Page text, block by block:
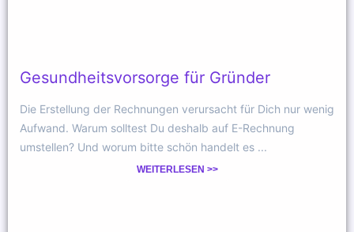
Gesundheitsvorsorge für Gründer
Die Erstellung der Rechnungen verursacht für Dich nur wenig
Aufwand. Warum solltest Du deshalb auf E-Rechnung
umstellen? Und worum bitte schön handelt es ...
WEITERLESEN >>